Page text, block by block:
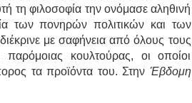
τη φιλοσοφία την ονόμασε αληθινή
των πονηρών πολιτικών και των
με σαφήνεια από όλους τους
κουλτούρας, οι οποίοι
τα προϊόντα του. Στην Έβδομη